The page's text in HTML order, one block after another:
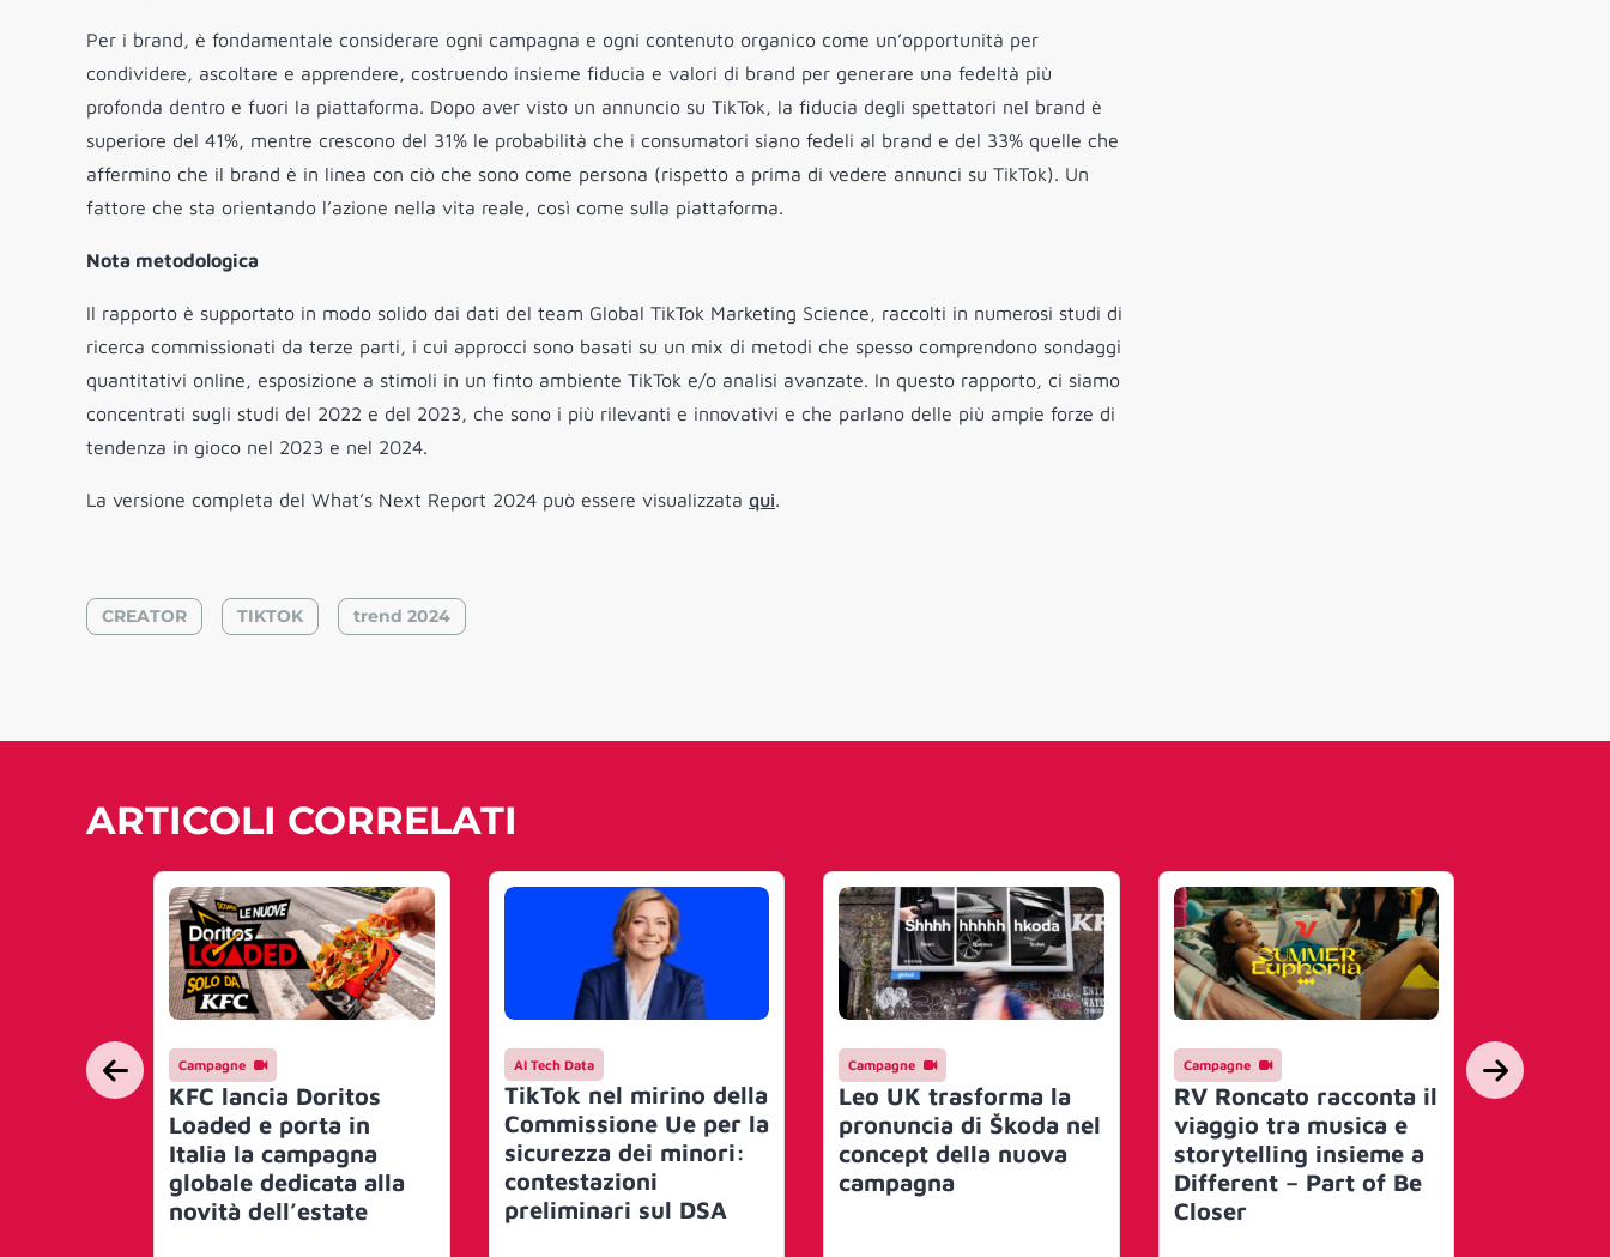
Per i brand, è fondamentale considerare ogni campagna e ogni contenuto organico come un’opportunità per
condividere, ascoltare e apprendere, costruendo insieme fiducia e valori di brand per generare una fedeltà più
profonda dentro e fuori la piattaforma. Dopo aver visto un annuncio su TikTok, la fiducia degli spettatori nel brand è
superiore del 41%, mentre crescono del 31% le probabilità che i consumatori siano fedeli al brand e del 33% quelle che
affermino che il brand è in linea con ciò che sono come persona (rispetto a prima di vedere annunci su TikTok). Un
fattore che sta orientando l’azione nella vita reale, così come sulla piattaforma.
Nota metodologica
Il rapporto è supportato in modo solido dai dati del team Global TikTok Marketing Science, raccolti in numerosi studi di
ricerca commissionati da terze parti, i cui approcci sono basati su un mix di metodi che spesso comprendono sondaggi
quantitativi online, esposizione a stimoli in un finto ambiente TikTok e/o analisi avanzate. In questo rapporto, ci siamo
concentrati sugli studi del 2022 e del 2023, che sono i più rilevanti e innovativi e che parlano delle più ampie forze di
tendenza in gioco nel 2023 e nel 2024.
La versione completa del What’s Next Report 2024 può essere visualizzata qui.
CREATOR TIKTOK trend 2024
ARTICOLI CORRELATI
Campagne
KFC lancia Doritos
Loaded e porta in
Italia la campagna
globale dedicata alla
novità dell’estate
AI Tech Data
TikTok nel mirino della
Commissione Ue per la
sicurezza dei minori:
contestazioni
preliminari sul DSA
Campagne
Leo UK trasforma la
pronuncia di Škoda nel
concept della nuova
campagna
Campagne
RV Roncato racconta il
viaggio tra musica e
storytelling insieme a
Different – Part of Be
Closer
Marketing